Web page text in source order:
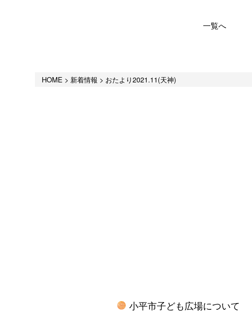
一覧へ
HOME > 新着情報 > おたより2021.11(天神)
小平市子ども広場について